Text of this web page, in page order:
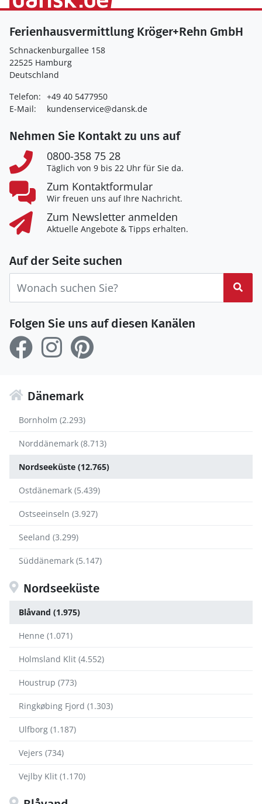
Ferienhausvermittlung Kröger+Rehn GmbH
Schnackenburgallee 158
22525 Hamburg
Deutschland
Telefon: +49 40 5477950
E-Mail:
kundenservice@dansk.de
Nehmen Sie Kontakt zu uns auf
0800-358 75 28
Täglich von 9 bis 22 Uhr für Sie da.
Zum Kontaktformular
Wir freuen uns auf Ihre Nachricht.
Zum Newsletter anmelden
Aktuelle Angebote & Tipps erhalten.
Auf der Seite suchen
Folgen Sie uns auf diesen Kanälen
Dänemark
Bornholm (2.293)
Norddänemark (8.713)
Nordseeküste (12.765)
Ostdänemark (5.439)
Ostseeinseln (3.927)
Seeland (3.299)
Süddänemark (5.147)
Nordseeküste
Blåvand (1.975)
Henne (1.071)
Holmsland Klit (4.552)
Houstrup (773)
Ringkøbing Fjord (1.303)
Ulfborg (1.187)
Vejers (734)
Vejlby Klit (1.170)